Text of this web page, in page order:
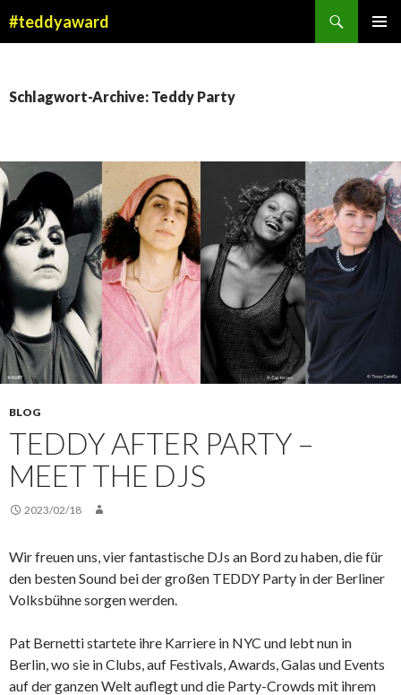
#teddyaward
Schlagwort-Archive: Teddy Party
BLOG
TEDDY AFTER PARTY –
MEET THE DJS
2023/02/18
Wir freuen uns, vier fantastische DJs an Bord zu haben, die für
den besten Sound bei der großen TEDDY Party in der Berliner
Volksbühne sorgen werden.
Pat Bernetti startete ihre Karriere in NYC und lebt nun in
Berlin, wo sie in Clubs, auf Festivals, Awards, Galas und Events
auf der ganzen Welt auflegt und die Party-Crowds mit ihrem